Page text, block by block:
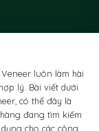
luôn làm hài
lý. Bài viết dưới
có thể đây là
đang tìm kiếm
cho các công